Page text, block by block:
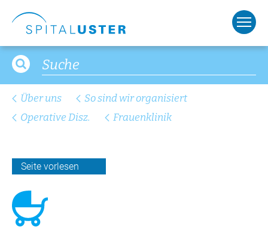
Über uns
So sind wir organisiert
Operative Disz.
Frauenklinik
Seite vorlesen